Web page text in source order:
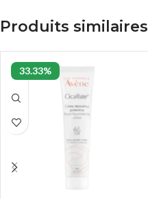
Produits similaires
33.33%